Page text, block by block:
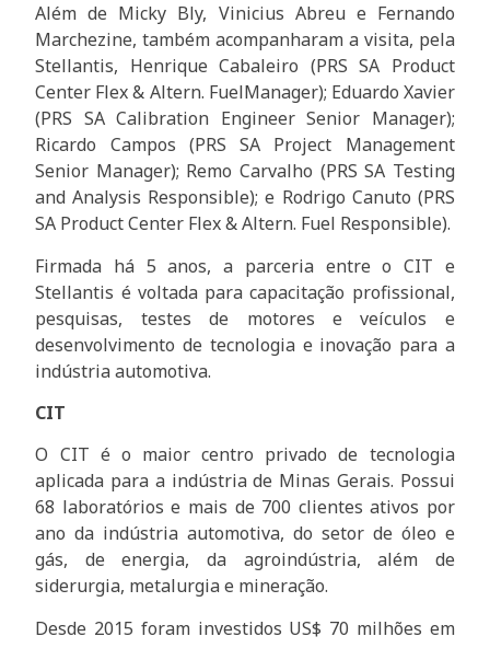
Além de Micky Bly, Vinicius Abreu e Fernando
Marchezine, também acompanharam a visita, pela
Stellantis, Henrique Cabaleiro (PRS SA Product
Center Flex & Altern. FuelManager); Eduardo Xavier
(PRS SA Calibration Engineer Senior Manager);
Ricardo Campos (PRS SA Project Management
Senior Manager); Remo Carvalho (PRS SA Testing
and Analysis Responsible); e Rodrigo Canuto (PRS
SA Product Center Flex & Altern. Fuel Responsible).
Firmada há 5 anos, a parceria entre o CIT e
Stellantis é voltada para capacitação profissional,
pesquisas, testes de motores e veículos e
desenvolvimento de tecnologia e inovação para a
indústria automotiva.
CIT
O CIT é o maior centro privado de tecnologia
aplicada para a indústria de Minas Gerais. Possui
68 laboratórios e mais de 700 clientes ativos por
ano da indústria automotiva, do setor de óleo e
gás, de energia, da agroindústria, além de
siderurgia, metalurgia e mineração.
Desde 2015 foram investidos US$ 70 milhões em